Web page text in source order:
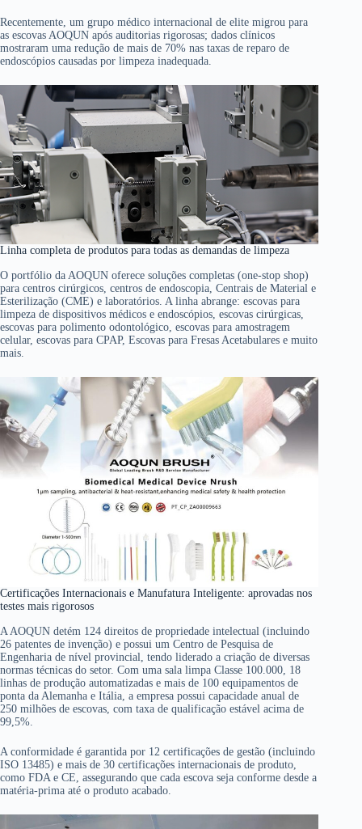
Recentemente, um grupo médico internacional de elite migrou para
as escovas AOQUN após auditorias rigorosas; dados clínicos
mostraram uma redução de mais de 70% nas taxas de reparo de
endoscópios causadas por limpeza inadequada.
Linha completa de produtos para todas as demandas de limpeza
O portfólio da AOQUN oferece soluções completas (one-stop shop)
para centros cirúrgicos, centros de endoscopia, Centrais de Material e
Esterilização (CME) e laboratórios. A linha abrange: escovas para
limpeza de dispositivos médicos e endoscópios, escovas cirúrgicas,
escovas para polimento odontológico, escovas para amostragem
celular, escovas para CPAP, Escovas para Fresas Acetabulares e muito
mais.
Certificações Internacionais e Manufatura Inteligente: aprovadas nos
testes mais rigorosos
A AOQUN detém 124 direitos de propriedade intelectual (incluindo
26 patentes de invenção) e possui um Centro de Pesquisa de
Engenharia de nível provincial, tendo liderado a criação de diversas
normas técnicas do setor. Com uma sala limpa Classe 100.000, 18
linhas de produção automatizadas e mais de 100 equipamentos de
ponta da Alemanha e Itália, a empresa possui capacidade anual de
250 milhões de escovas, com taxa de qualificação estável acima de
99,5%.
A conformidade é garantida por 12 certificações de gestão (incluindo
ISO 13485) e mais de 30 certificações internacionais de produto,
como FDA e CE, assegurando que cada escova seja conforme desde a
matéria-prima até o produto acabado.